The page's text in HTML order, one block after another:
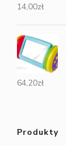
14,00zł
64,20zł
Produkty